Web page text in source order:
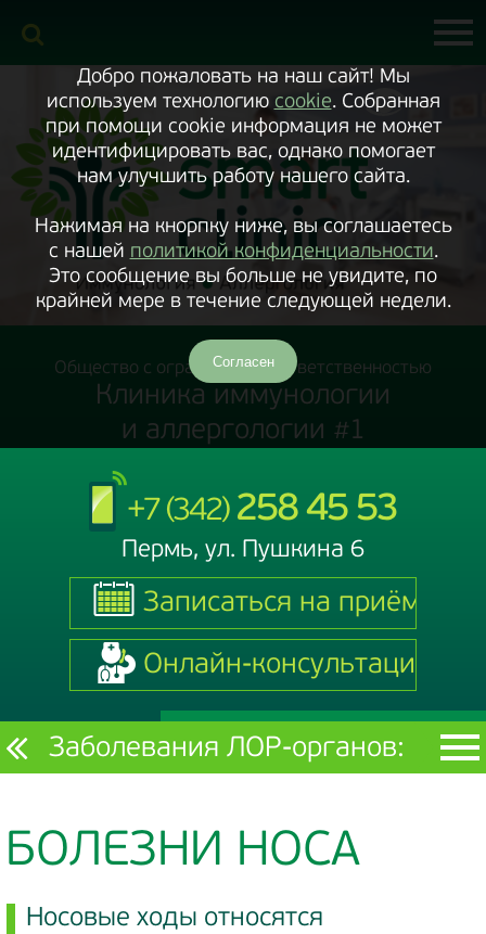
версию
сайта
Добро пожаловать на наш сайт! Мы
используем технологию cookie. Собранная
при помощи cookie информация не может
идентифицировать вас, однако помогает
нам улучшить работу нашего сайта.
Нажимая на кнорпку ниже, вы соглашаетесь
с нашей политикой конфиденциальности.
Это сообщение вы больше не увидите, по
крайней мере в течение следующей недели.
Согласен
Общество с ограниченной ответственностью
Клиника иммунологии
и аллергологии #1
+7 (342) 258 45 53
Пермь, ул. Пушкина 6
Записаться на приём
Записаться на приём
Онлайн-консультация
Онлайн-консультация
Текущий
Заболевания ЛОР-органов:
БОЛЕЗНИ НОСА
Носовые ходы относятся